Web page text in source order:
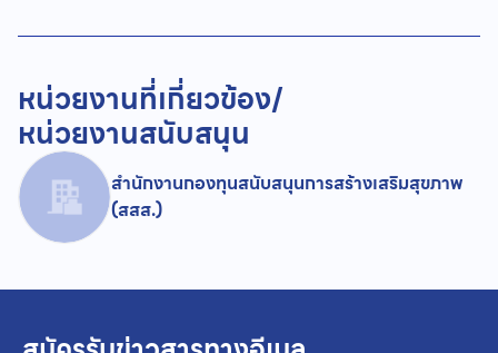
หน่วยงานที่เกี่ยวข้อง/
หน่วยงานสนับสนุน
สำนักงานกองทุนสนับสนุนการสร้างเสริมสุขภาพ
(สสส.)